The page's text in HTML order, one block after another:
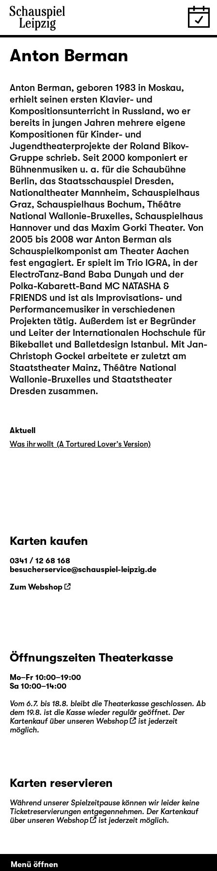
Anton Berman
Anton Berman, geboren 1983 in Moskau,
erhielt seinen ersten Klavier- und
Kompositionsunterricht in Russland, wo er
bereits in jungen Jahren mehrere eigene
Kompositionen für Kinder- und
Jugendtheaterprojekte der Roland Bikov-
Gruppe schrieb. Seit 2000 komponiert er
Bühnenmusiken u. a. für die Schaubühne
Berlin, das Staatsschauspiel Dresden,
Nationaltheater Mannheim, Schauspielhaus
Graz, Schauspielhaus Bochum, Théâtre
National Wallonie-Bruxelles, Schauspielhaus
Hannover und das Maxim Gorki Theater. Von
2005 bis 2008 war Anton Berman als
Schauspielkomponist am Theater Aachen
fest engagiert. Er spielt im Trio IGRA, in der
ElectroTanz-Band Baba Dunyah und der
Polka-Kabarett-Band MC NATASHA &
FRIENDS und ist als Improvisations- und
Performancemusiker in verschiedenen
Projekten tätig. Außerdem ist er Begründer
und Leiter der Internationalen Hochschule für
Bikeballet und Balletdesign Istanbul. Mit Jan-
Christoph Gockel arbeitete er zuletzt am
Staatstheater Mainz, Théâtre National
Wallonie-Bruxelles und Staatstheater
Dresden zusammen.
Aktuell
Was ihr wollt (A Tortured Lover’s Version)
Karten kaufen
0341 / 12 68 168
besucherservice@schauspiel-leipzig.de
Zum Webshop
Öffnungszeiten Theaterkasse
Mo–Fr 10:00–19:00
Sa 10:00–14:00
Vom 6.7. bis 18.8. bleibt die Theaterkasse geschlossen. Ab
dem 19.8. ist die Kasse wieder regulär geöffnet. Der
Kartenkauf über unseren Webshop
ist jederzeit
möglich.
Karten reservieren
Während unserer Spielzeitpause können wir leider keine
Ticketreservierungen entgegennehmen. Der Kartenkauf
über unseren Webshop ist jederzeit möglich.
Menü öffnen